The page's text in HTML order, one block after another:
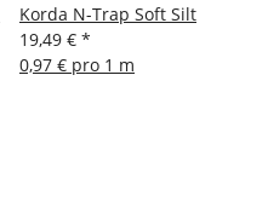
Korda N-Trap Soft Silt
19,49 € *
0,97 € pro 1 m